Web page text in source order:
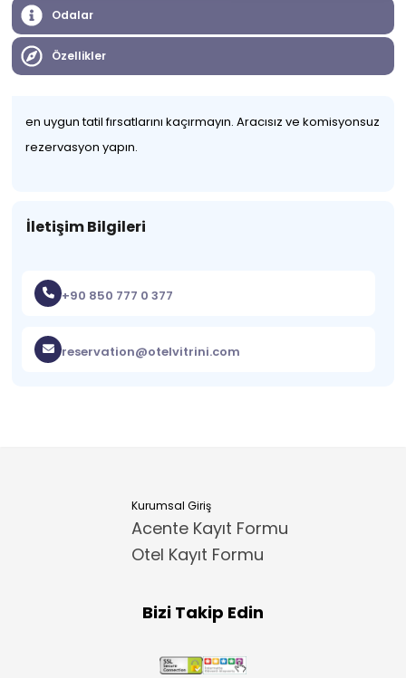
Odalar
Özellikler
en uygun tatil fırsatlarını kaçırmayın. Aracısız ve komisyonsuz
rezervasyon yapın.
İletişim Bilgileri
+90 850 777 0 377
reservation@otelvitrini.com
Kurumsal Giriş
Acente Kayıt Formu
Otel Kayıt Formu
Bizi Takip Edin